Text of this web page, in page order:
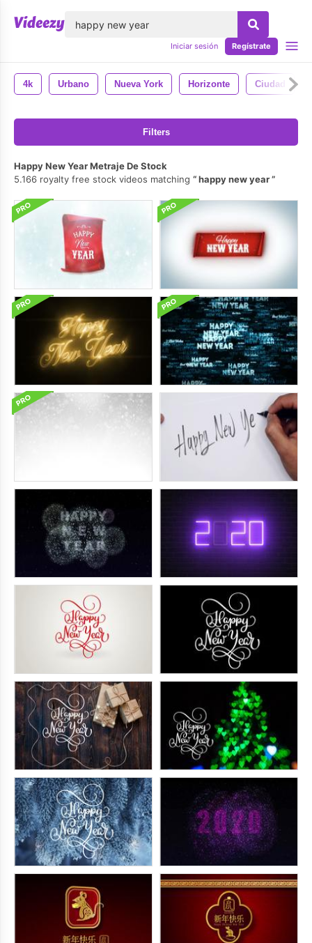
Iniciar sesión Regístrate
4k Urbano Nueva York Horizonte Ciudad
Filters
Happy New Year Metraje De Stock
5.166 royalty free stock videos matching
happy new year